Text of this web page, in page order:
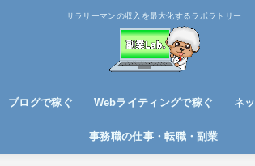
サラリーマンの収入を最大化するラボラトリー
ブログで稼ぐ
アフィリエイトで稼ぐ
Webライティングで稼ぐ ネ
事務職の仕事・転職・副業